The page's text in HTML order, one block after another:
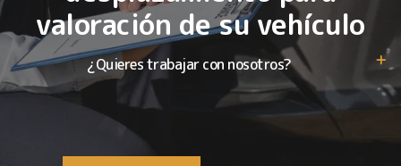
valoración de su vehículo
¿Quieres trabajar con nosotros?